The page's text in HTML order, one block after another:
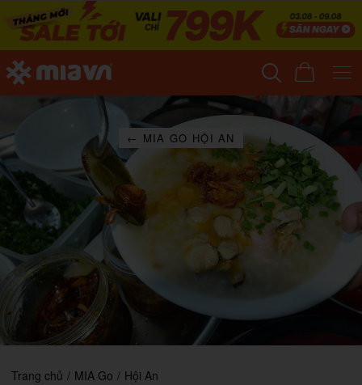
← MIA GO HỘI AN
Trang chủ / MIA Go / Hội An